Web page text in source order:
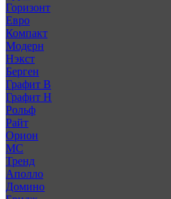
Горизонт
Евро
Компакт
Модерн
Нэкст
Берген
Графит В
Графит Н
Рольф
Райт
Орион
МС
Тренд
Аполло
Домино